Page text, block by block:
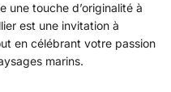
une touche d’originalité à
est une invitation à
en célébrant votre passion
marins.